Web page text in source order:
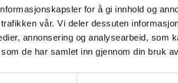
for å gi innhold og
vår. Vi deler dessuten
annonsering og analysearbeid, som
de har samlet inn gjennom din bruk
22:00